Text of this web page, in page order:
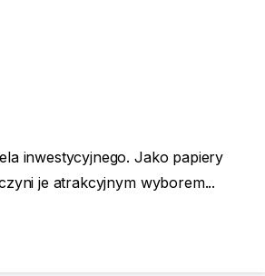
inwestycyjnego. Jako papiery
je atrakcyjnym wyborem...